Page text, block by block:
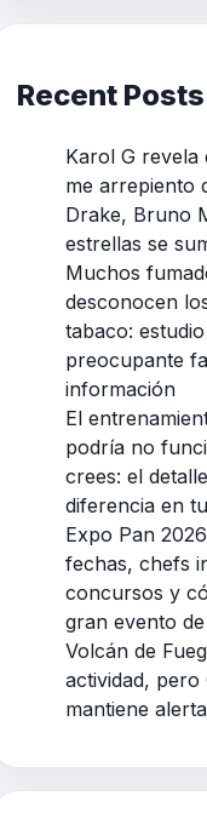
Recent Posts
Karol G revela
me arrepiento
Drake, Bruno
estrellas se
Muchos
desconocen
tabaco:
preocupante
información
El
podría no
crees: el
diferencia en
Expo Pan
fechas, chefs
concursos y
gran evento
Volcán de
actividad, pero
mantiene alerta